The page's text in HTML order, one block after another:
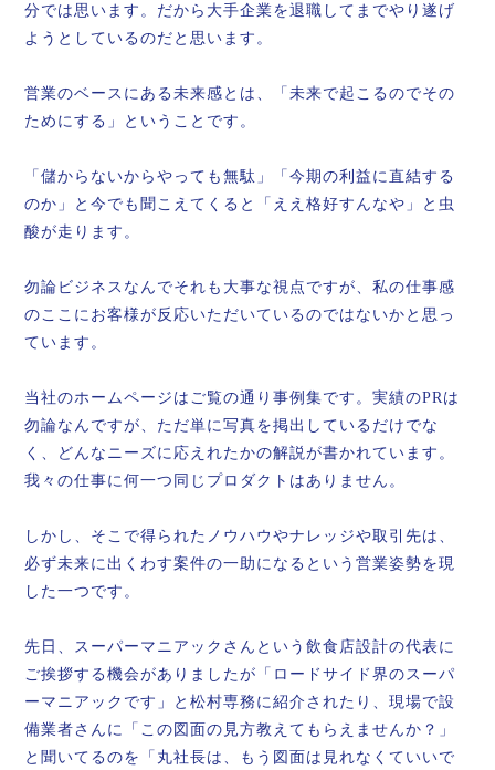
分では思います。だから大手企業を退職してまでやり遂げ
ようとしているのだと思います。
営業のベースにある未来感とは、「未来で起こるのでその
ためにする」ということです。
「儲からないからやっても無駄」「今期の利益に直結する
のか」と今でも聞こえてくると「ええ格好すんなや」と虫
酸が走ります。
勿論ビジネスなんでそれも大事な視点ですが、私の仕事感
のここにお客様が反応いただいているのではないかと思っ
ています。
当社のホームページはご覧の通り事例集です。実績のPRは
勿論なんですが、ただ単に写真を掲出しているだけでな
く、どんなニーズに応えれたかの解説が書かれています。
我々の仕事に何一つ同じプロダクトはありません。
しかし、そこで得られたノウハウやナレッジや取引先は、
必ず未来に出くわす案件の一助になるという営業姿勢を現
した一つです。
先日、スーパーマニアックさんという飲食店設計の代表に
ご挨拶する機会がありましたが「ロードサイド界のスーパ
ーマニアックです」と松村専務に紹介されたり、現場で設
備業者さんに「この図面の見方教えてもらえませんか？」
と聞いてるのを「丸社長は、もう図面は見れなくていいで